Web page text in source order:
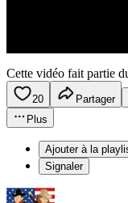
Cette vidéo fait partie
20 Partager
Plus
Ajouter à la
Signaler